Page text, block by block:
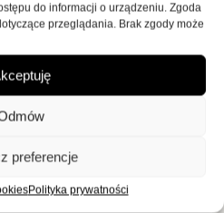
do informacji o urządzeniu. Zgoda
przeglądania. Brak zgody może
preferencje
Polityka prywatności
forma sprawiają, że
zarówno do
salonów.
spania, jest
dla tych, którzy
sprawdzi się nie